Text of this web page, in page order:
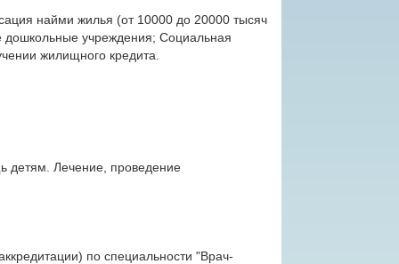
найми жилья (от 10000 до 20000 тысяч
дошкольные учреждения; Социальная
жилищного кредита.
детям. Лечение, проведение
по специальности "Врач-